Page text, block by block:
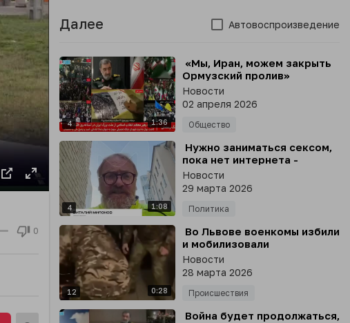
fullscreen
Далее Автовоспроизведение
4 1:36
⁣ «Мы, Иран, можем закрыть
Ормузский пролив»
Новости
02 апреля 2026
Общество
4 1:08
⁣ Нужно заниматься сексом,
пока нет интернета -
Госдума
Новости
29 марта 2026
Политика
12 0:28
⁣ Во Львове военкомы избили
и мобилизовали
американца, пока его друг
снимал происходящее на
видео
Новости
28 марта 2026
Происшествия
⁣ Война будет продолжаться,
0